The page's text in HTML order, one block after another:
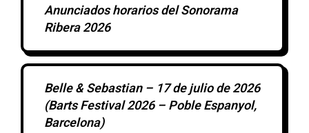
Anunciados horarios del Sonorama
Ribera 2026
Belle & Sebastian – 17 de julio de 2026
(Barts Festival 2026 – Poble Espanyol,
Barcelona)